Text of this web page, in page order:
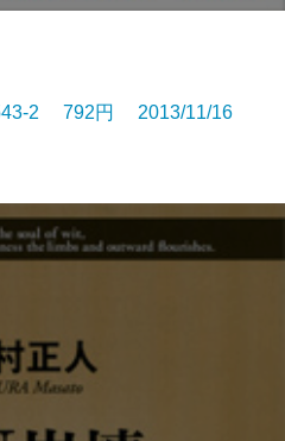
2 792円 2013/11/16